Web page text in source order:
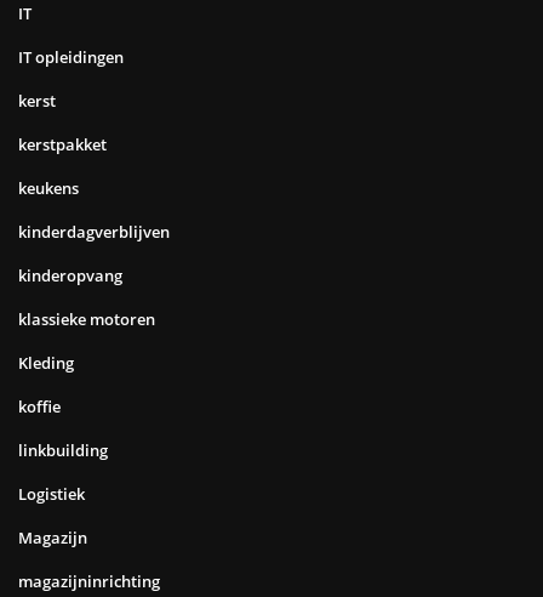
IT
IT opleidingen
kerst
kerstpakket
keukens
kinderdagverblijven
kinderopvang
klassieke motoren
Kleding
koffie
linkbuilding
Logistiek
Magazijn
magazijninrichting